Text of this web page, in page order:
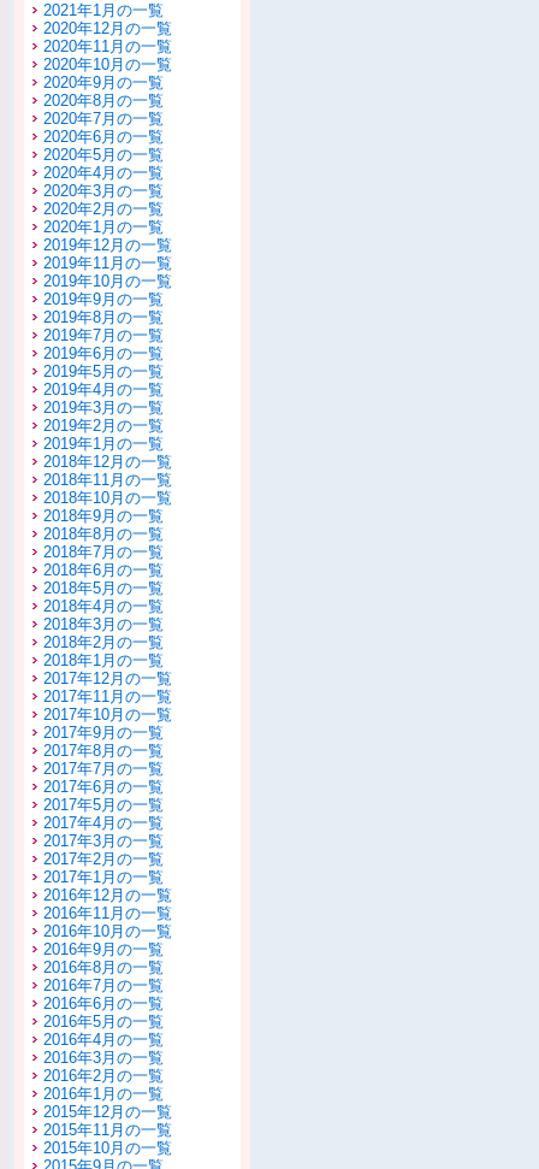
2021年1月の一覧
2020年12月の一覧
2020年11月の一覧
2020年10月の一覧
2020年9月の一覧
2020年8月の一覧
2020年7月の一覧
2020年6月の一覧
2020年5月の一覧
2020年4月の一覧
2020年3月の一覧
2020年2月の一覧
2020年1月の一覧
2019年12月の一覧
2019年11月の一覧
2019年10月の一覧
2019年9月の一覧
2019年8月の一覧
2019年7月の一覧
2019年6月の一覧
2019年5月の一覧
2019年4月の一覧
2019年3月の一覧
2019年2月の一覧
2019年1月の一覧
2018年12月の一覧
2018年11月の一覧
2018年10月の一覧
2018年9月の一覧
2018年8月の一覧
2018年7月の一覧
2018年6月の一覧
2018年5月の一覧
2018年4月の一覧
2018年3月の一覧
2018年2月の一覧
2018年1月の一覧
2017年12月の一覧
2017年11月の一覧
2017年10月の一覧
2017年9月の一覧
2017年8月の一覧
2017年7月の一覧
2017年6月の一覧
2017年5月の一覧
2017年4月の一覧
2017年3月の一覧
2017年2月の一覧
2017年1月の一覧
2016年12月の一覧
2016年11月の一覧
2016年10月の一覧
2016年9月の一覧
2016年8月の一覧
2016年7月の一覧
2016年6月の一覧
2016年5月の一覧
2016年4月の一覧
2016年3月の一覧
2016年2月の一覧
2016年1月の一覧
2015年12月の一覧
2015年11月の一覧
2015年10月の一覧